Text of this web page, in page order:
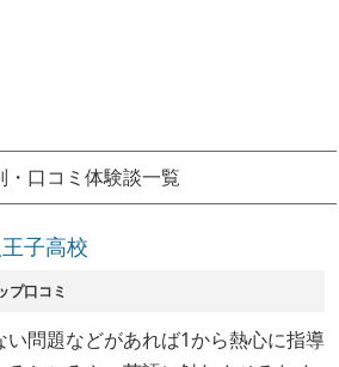
・口コミ体験談一覧
子高校
プ口コミ
い問題などがあれば1から熱心に指導